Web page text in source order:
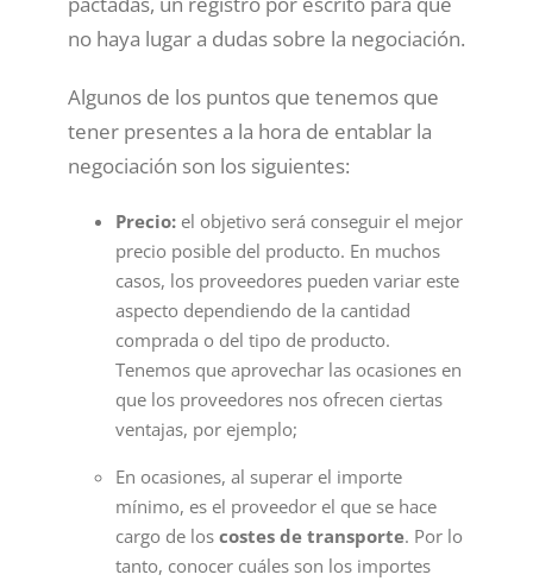
no haya lugar a dudas sobre la negociación.
Algunos de los puntos que tenemos que
tener presentes a la hora de entablar la
negociación son los siguientes:
Precio:el objetivo será conseguir el mejor
precio posible del producto. En muchos
casos, los proveedores pueden variar este
aspecto dependiendo de la cantidad
comprada o del tipo de producto.
Tenemos que aprovechar las ocasiones en
que los proveedores nos ofrecen ciertas
ventajas, por ejemplo;
En ocasiones, al superar el importe
mínimo, es el proveedor el que se hace
cargo de los costes de transporte. Por lo
tanto, conocer cuáles son los importes